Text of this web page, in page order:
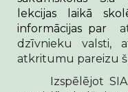
lekcijas laikā
informācijas par
dzīvnieku valsti,
atkritumu pareizu
Izspēlējot SIA